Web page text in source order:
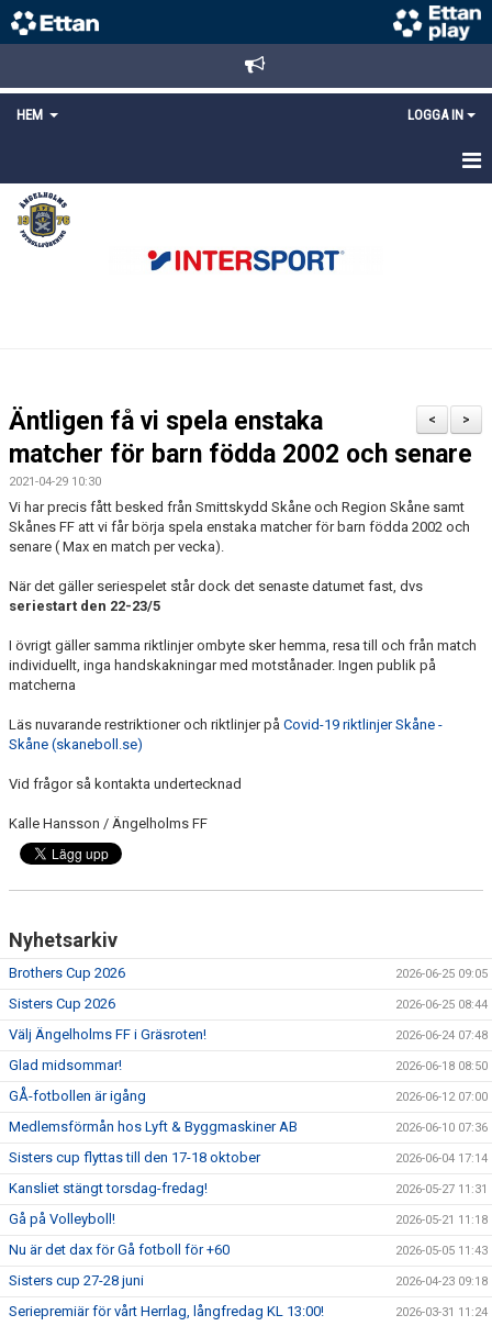
HEM LOGGA IN
STARTSIDA
NYHETER
LÄNKAR
MEDLEMS OCH TRÄNINGSAVGIFTER
>
<
Äntligen få vi spela enstaka
matcher för barn födda 2002 och senare
2021-04-29 10:30
Vi har precis fått besked från Smittskydd Skåne och Region Skåne samt
Skånes FF att vi får börja spela enstaka matcher för barn födda 2002 och
senare ( Max en match per vecka).
När det gäller seriespelet står dock det senaste datumet fast, dvs
seriestart den 22-23/5
I övrigt gäller samma riktlinjer ombyte sker hemma, resa till och från match
individuellt, inga handskakningar med motstånader. Ingen publik på
matcherna
Läs nuvarande restriktioner och riktlinjer på Covid-19 riktlinjer Skåne -
Skåne (skaneboll.se)
Vid frågor så kontakta undertecknad
Kalle Hansson / Ängelholms FF
Nyhetsarkiv
Brothers Cup 2026 2026-06-25 09:05
Sisters Cup 2026 2026-06-25 08:44
Välj Ängelholms FF i Gräsroten! 2026-06-24 07:48
Glad midsommar! 2026-06-18 08:50
GÅ-fotbollen är igång 2026-06-12 07:00
Medlemsförmån hos Lyft & Byggmaskiner AB 2026-06-10 07:36
Sisters cup flyttas till den 17-18 oktober 2026-06-04 17:14
Kansliet stängt torsdag-fredag! 2026-05-27 11:31
Gå på Volleyboll! 2026-05-21 11:18
Nu är det dax för Gå fotboll för +60 2026-05-05 11:43
Sisters cup 27-28 juni 2026-04-23 09:18
Seriepremiär för vårt Herrlag, långfredag KL 13:00! 2026-03-31 11:24